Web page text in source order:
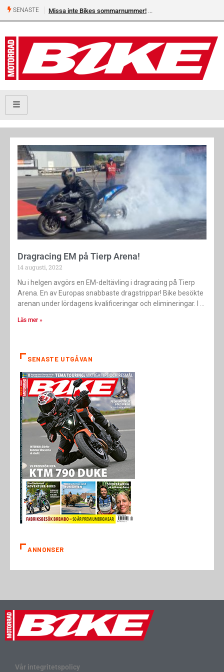
SENASTE Missa inte Bikes sommarnummer!
Dragracing EM på Tierp Arena!
14 augusti, 2022
Nu i helgen avgörs en EM-deltävling i dragracing på Tierp
Arena. En av Europas snabbaste dragstrippar! Bike besökte
arenan under lördagens kvalificeringar och elimineringar. I
Läs mer »
SENASTE UTGÅVAN
ANNONSER
Vår integritetspolicy